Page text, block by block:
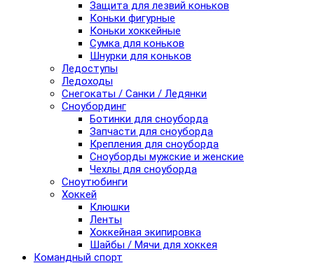
Защита для лезвий коньков
Коньки фигурные
Коньки хоккейные
Сумка для коньков
Шнурки для коньков
Ледоступы
Ледоходы
Снегокаты / Санки / Ледянки
Сноубординг
Ботинки для сноуборда
Запчасти для сноуборда
Крепления для сноуборда
Сноуборды мужские и женские
Чехлы для сноуборда
Сноутюбинги
Хоккей
Клюшки
Ленты
Хоккейная экипировка
Шайбы / Мячи для хоккея
Командный спорт